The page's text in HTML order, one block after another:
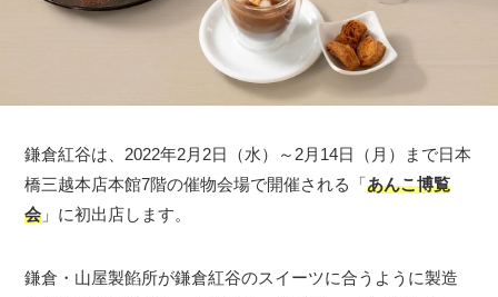
鎌倉紅谷は、2022年2月2日（水）～2月14日（月）まで日本
橋三越本店本館7階の催物会場で開催される「あんこ博覧
会 」に初出店します。
鎌倉・山屋製餡所が鎌倉紅谷のスイーツに合うように製造